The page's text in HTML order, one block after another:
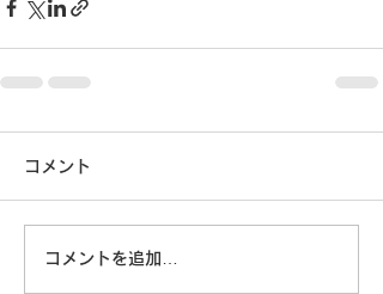
コメント
コメントを追加…